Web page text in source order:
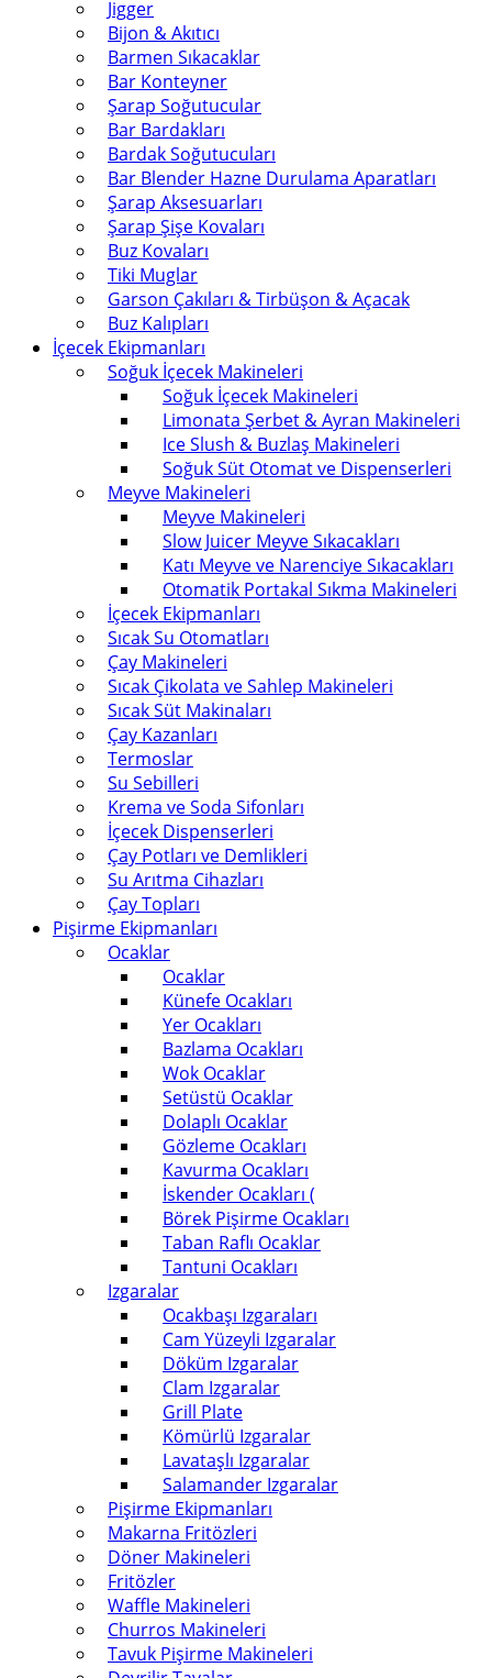
Jigger
Bijon & Akıtıcı
Barmen Sıkacaklar
Bar Konteyner
Şarap Soğutucular
Bar Bardakları
Bardak Soğutucuları
Bar Blender Hazne Durulama Aparatları
Şarap Aksesuarları
Şarap Şişe Kovaları
Buz Kovaları
Tiki Muglar
Garson Çakıları & Tirbüşon & Açacak
Buz Kalıpları
İçecek Ekipmanları
Soğuk İçecek Makineleri
Soğuk İçecek Makineleri
Limonata Şerbet & Ayran Makineleri
Ice Slush & Buzlaş Makineleri
Soğuk Süt Otomat ve Dispenserleri
Meyve Makineleri
Meyve Makineleri
Slow Juicer Meyve Sıkacakları
Katı Meyve ve Narenciye Sıkacakları
Otomatik Portakal Sıkma Makineleri
İçecek Ekipmanları
Sıcak Su Otomatları
Çay Makineleri
Sıcak Çikolata ve Sahlep Makineleri
Sıcak Süt Makinaları
Çay Kazanları
Termoslar
Su Sebilleri
Krema ve Soda Sifonları
İçecek Dispenserleri
Çay Potları ve Demlikleri
Su Arıtma Cihazları
Çay Topları
Pişirme Ekipmanları
Ocaklar
Ocaklar
Künefe Ocakları
Yer Ocakları
Bazlama Ocakları
Wok Ocaklar
Setüstü Ocaklar
Dolaplı Ocaklar
Gözleme Ocakları
Kavurma Ocakları
İskender Ocakları (
Börek Pişirme Ocakları
Taban Raflı Ocaklar
Tantuni Ocakları
Izgaralar
Ocakbaşı Izgaraları
Cam Yüzeyli Izgaralar
Döküm Izgaralar
Clam Izgaralar
Grill Plate
Kömürlü Izgaralar
Lavataşlı Izgaralar
Salamander Izgaralar
Pişirme Ekipmanları
Makarna Fritözleri
Döner Makineleri
Fritözler
Waffle Makineleri
Churros Makineleri
Tavuk Pişirme Makineleri